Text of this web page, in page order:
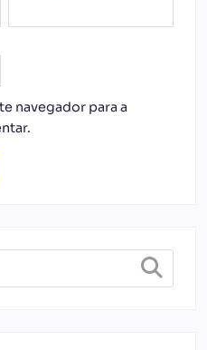
navegador para a